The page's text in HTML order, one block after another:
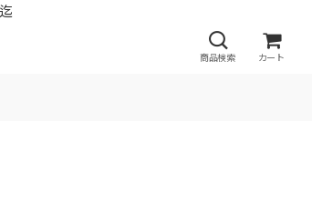
商品検索 カート